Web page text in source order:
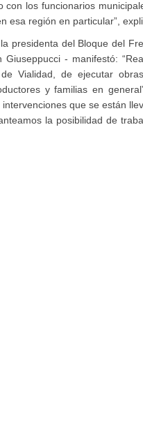
con los funcionarios
esa región en particular”,
presidenta del Bloque del
- manifestó:
Vialidad, de ejecutar
y familias en
que se están
la posibilidad de